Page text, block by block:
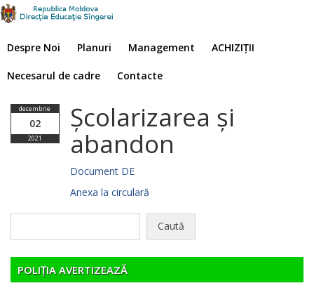
Despre Noi Planuri Management ACHIZIȚII
Necesarul de cadre Contacte
decembrie
02
2021
Școlarizarea și
abandon
Document DE
Anexa la circulară
POLIȚIA AVERTIZEAZĂ